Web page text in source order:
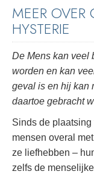
MEER OVER
HYSTERIE
De Mens kan veel
worden en kan
geval is en hij kan
daartoe gebracht
Sinds de
mensen overal
ze liefhebben –
zelfs de